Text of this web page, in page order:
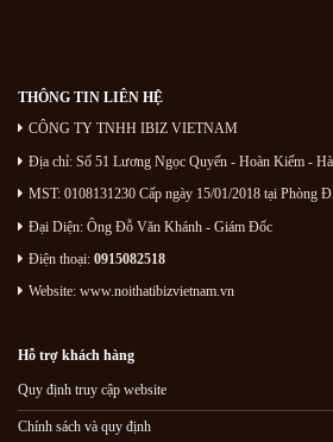
THÔNG TIN LIÊN HỆ
CÔNG TY TNHH IBIZ VIETNAM
Địa chỉ: Số 51 Lương Ngọc Quyến - Hoàn Kiếm -
MST: 0108131230 Cấp ngày 15/01/2018 tại Phòng
Đại Diện: Ông Đỗ Văn Khánh - Giám Đốc
Điện thoại: 0915082518
Website: www.noithatibizvietnam.vn
Hỗ trợ khách hàng
Quy định truy cập website
Chính sách và quy định